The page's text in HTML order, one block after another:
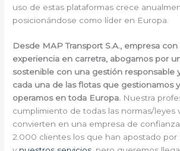
uso de estas plataformas crece
posicionándose como líder en Europa.
Desde MAP Transport S.A., empresa
experiencia en carretra, abogamos por
sostenible con una gestión responsable
cada una de las flotas que gestionamos
operamos en toda Europa. Nuestra
cumplimiento de todas las normas/leyes
convierten en una empresa de
2.000 clientes los que han apostado por